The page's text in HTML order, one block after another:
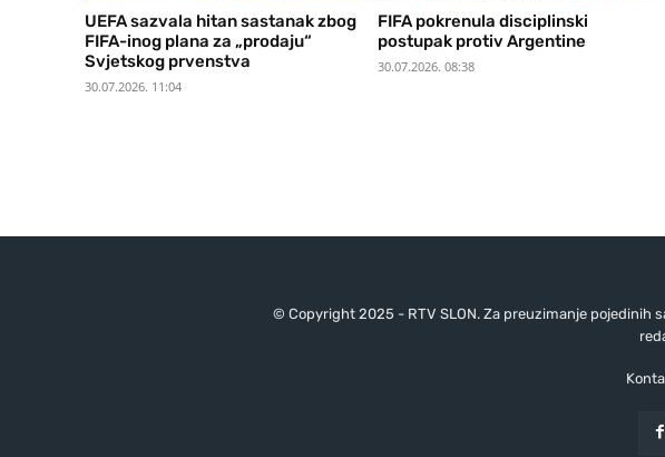
UEFA sazvala hitan sastanak zbog
FIFA-inog plana za „prodaju“
Svjetskog prvenstva
30.07.2026. 11:04
FIFA pokrenula disciplinski
postupak protiv Argentine
30.07.2026. 08:38
© Copyright 2025 - RTV SLON. Za preuzimanje pojedinih